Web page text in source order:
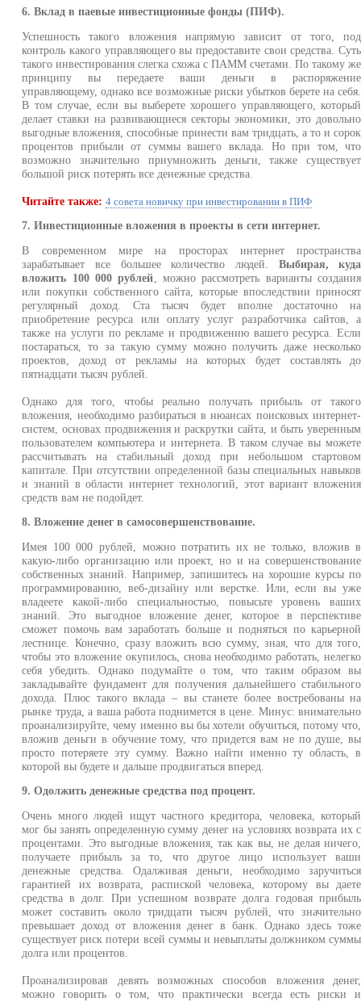
6. Вклад в паевые инвестиционные фонды (ПИФ).
Успешность такого вложения напрямую зависит от того, под
контроль какого управляющего вы предоставите свои средства. Суть
такого инвестирования слегка схожа с ПАММ счетами. По такому же
принципу вы передаете ваши деньги в распоряжение
управляющему, однако все возможные риски убытков берете на себя.
В том случае, если вы выберете хорошего управляющего, который
делает ставки на развивающиеся секторы экономики, это довольно
выгодные вложения, способные принести вам тридцать, а то и сорок
процентов прибыли от суммы вашего вклада. Но при том, что
возможно значительно приумножить деньги, также существует
большой риск потерять все денежные средства.
Читайте также: 4 совета новичку при инвестировании в ПИФ
7. Инвестиционные вложения в проекты в сети интернет.
В современном мире на просторах интернет пространства
зарабатывает все большее количество людей. Выбирая, куда
вложить 100 000 рублей , можно рассмотреть варианты создания
или покупки собственного сайта, которые впоследствии приносят
регулярный доход. Ста тысяч будет вполне достаточно на
приобретение ресурса или оплату услуг разработчика сайтов, а
также на услуги по рекламе и продвижению вашего ресурса. Если
постараться, то за такую сумму можно получить даже несколько
проектов, доход от рекламы на которых будет составлять до
пятнадцати тысяч рублей.
Однако для того, чтобы реально получать прибыль от такого
вложения, необходимо разбираться в нюансах поисковых интернет-
систем, основах продвижения и раскрутки сайта, и быть уверенным
пользователем компьютера и интернета. В таком случае вы можете
рассчитывать на стабильный доход при небольшом стартовом
капитале. При отсутствии определенной базы специальных навыков
и знаний в области интернет технологий, этот вариант вложения
средств вам не подойдет.
8. Вложение денег в самосовершенствование.
Имея 100 000 рублей, можно потратить их не только, вложив в
какую-либо организацию или проект, но и на совершенствование
собственных знаний. Например, запишитесь на хорошие курсы по
программированию, веб-дизайну или верстке. Или, если вы уже
владеете какой-либо специальностью, повысьте уровень ваших
знаний. Это выгодное вложение денег, которое в перспективе
сможет помочь вам заработать больше и подняться по карьерной
лестнице. Конечно, сразу вложить всю сумму, зная, что для того,
чтобы это вложение окупилось, снова необходимо работать, нелегко
себя убедить. Однако подумайте о том, что таким образом вы
закладывайте фундамент для получения дальнейшего стабильного
дохода. Плюс такого вклада – вы станете более востребованы на
рынке труда, а ваша работа поднимется в цене. Минус: внимательно
проанализируйте, чему именно вы бы хотели обучиться, потому что,
вложив деньги в обучение тому, что придется вам не по душе, вы
просто потеряете эту сумму. Важно найти именно ту область, в
которой вы будете и дальше продвигаться вперед.
9. Одолжить денежные средства под процент.
Очень много людей ищут частного кредитора, человека, который
мог бы занять определенную сумму денег на условиях возврата их с
процентами. Это выгодные вложения, так как вы, не делая ничего,
получаете прибыль за то, что другое лицо использует ваши
денежные средства. Одалживая деньги, необходимо заручиться
гарантией их возврата, распиской человека, которому вы даете
средства в долг. При успешном возврате долга годовая прибыль
может составить около тридцати тысяч рублей, что значительно
превышает доход от вложения денег в банк. Однако здесь тоже
существует риск потери всей суммы и невыплаты должником суммы
долга или процентов.
Проанализировав девять возможных способов вложения денег,
можно говорить о том, что практически всегда есть риски и